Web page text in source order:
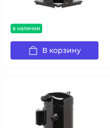
в наличии
В корзину